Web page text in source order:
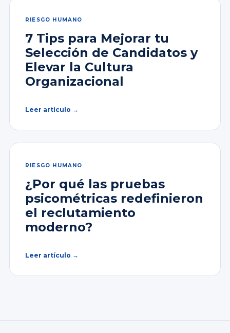
RIESGO HUMANO
7 Tips para Mejorar tu
Selección de Candidatos y
Elevar la Cultura
Organizacional
Leer artículo →
RIESGO HUMANO
¿Por qué las pruebas
psicométricas redefinieron
el reclutamiento
moderno?
Leer artículo →